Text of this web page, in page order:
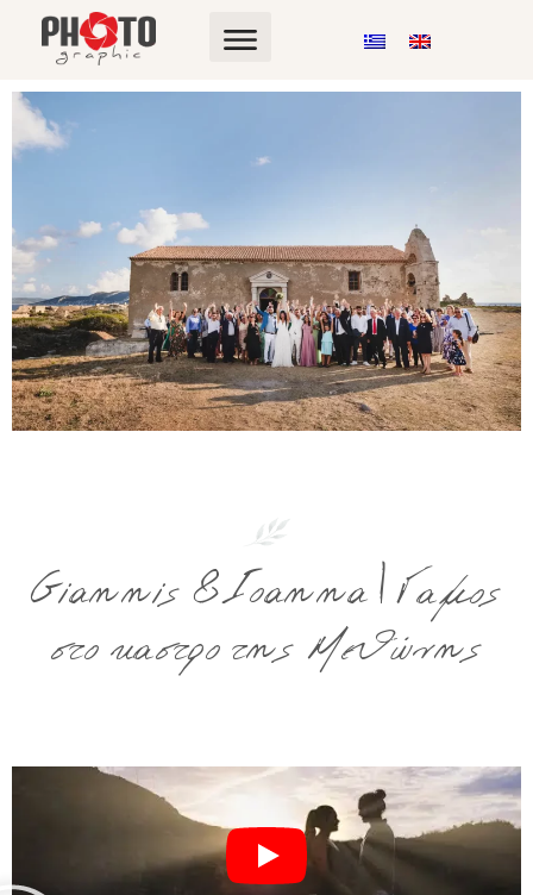
Giannis & Ioanna | Γαμος
στο καστρο της Μεθώνης